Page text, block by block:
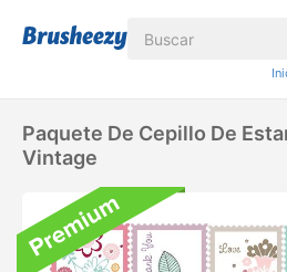
Paquete De Cepillo De
Vintage